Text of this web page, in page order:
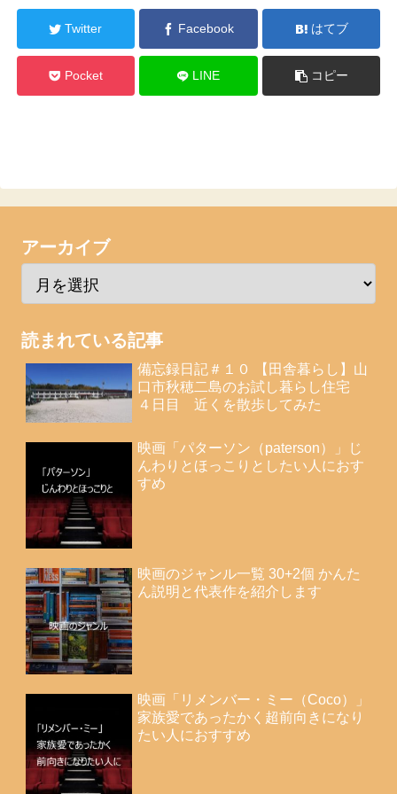
Twitter Facebook はてブ
Pocket LINE コピー
アーカイブ
読まれている記事
備忘録日記＃１０ 【田舎暮らし】山
口市秋穂二島のお試し暮らし住宅
４日目 近くを散歩してみた
映画「パターソン（paterson）」じ
んわりとほっこりとしたい人におす
すめ
映画のジャンル一覧 30+2個 かんた
ん説明と代表作を紹介します
映画「リメンバー・ミー（Coco）」
家族愛であったかく超前向きになり
たい人におすすめ